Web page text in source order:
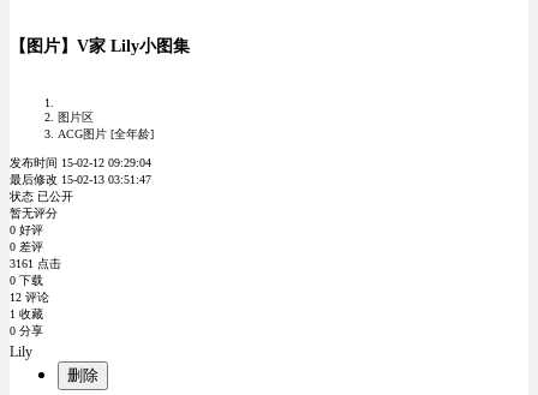
【图片】V家 Lily小图集
图片区
ACG图片 [全年龄]
发布时间 15-02-12 09:29:04
最后修改 15-02-13 03:51:47
状态 已公开
暂无评分
0 好评
0 差评
3161 点击
0 下载
12 评论
1 收藏
0 分享
Lily
删除